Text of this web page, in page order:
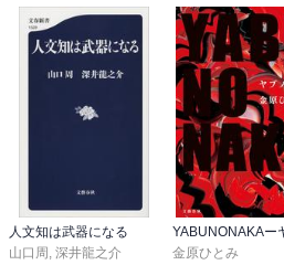
人文知は武器になる
山口周 深井龍之介
金原ひとみ